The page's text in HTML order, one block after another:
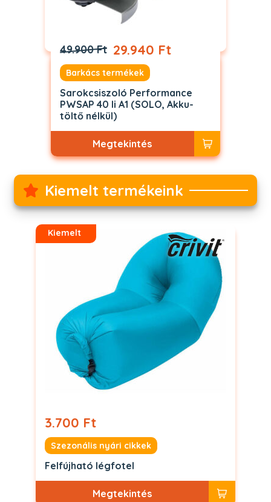
49.900 Ft 29.940 Ft
Barkács termékek
Sarokcsiszoló Performance
PWSAP 40 li A1 (SOLO, Akku-
töltő nélkül)
Megtekintés
Kiemelt termékeink
Kiemelt
3.700 Ft
Szezonális nyári cikkek
Felfújható légfotel
Megtekintés